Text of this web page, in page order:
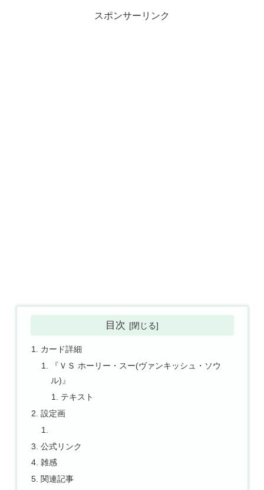
スポンサーリンク
目次
カード詳細
『ＶＳ ホーリー・スー(ヴァンキッシュ・ソウ
ル)』
テキスト
設定画
公式リンク
雑感
関連記事